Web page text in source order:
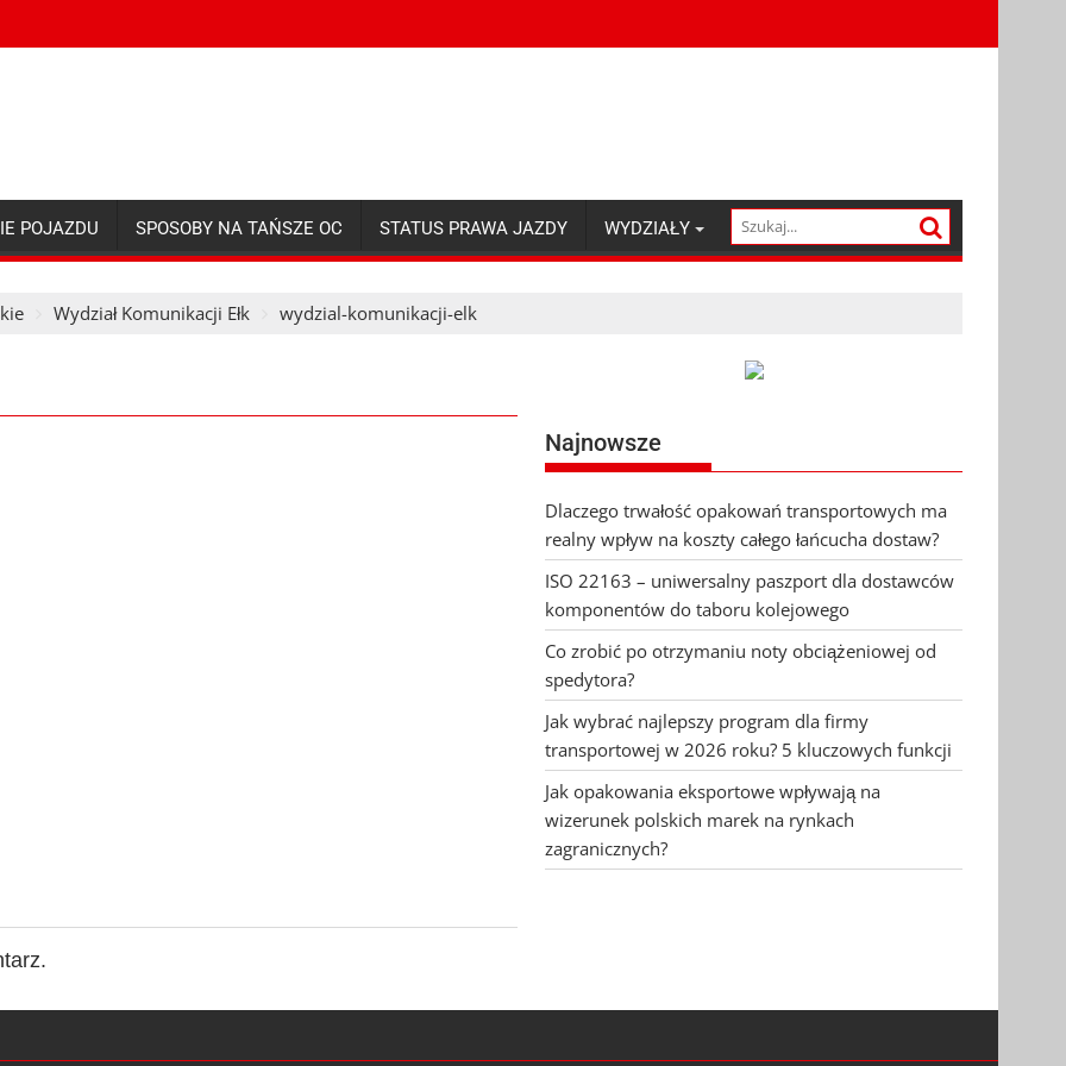
POJAZDU SPOSOBY NA TAŃSZE OC STATUS PRAWA JAZDY WYDZIAŁY
Wydział Komunikacji Ełk wydzial-komunikacji-elk
Najnowsze
Dlaczego trwałość opakowań transportowych ma
realny wpływ na koszty całego łańcucha dostaw?
ISO 22163 – uniwersalny paszport dla dostawców
komponentów do taboru kolejowego
Co zrobić po otrzymaniu noty obciążeniowej od
spedytora?
Jak wybrać najlepszy program dla firmy
transportowej w 2026 roku? 5 kluczowych funkcji
Jak opakowania eksportowe wpływają na
wizerunek polskich marek na rynkach
zagranicznych?